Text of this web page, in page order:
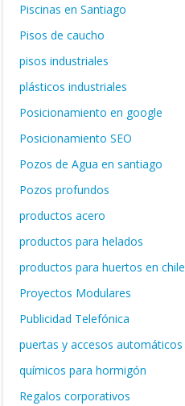
Piscinas en Santiago
Pisos de caucho
pisos industriales
plásticos industriales
Posicionamiento en google
Posicionamiento SEO
Pozos de Agua en santiago
Pozos profundos
productos acero
productos para helados
productos para huertos en chile
Proyectos Modulares
Publicidad Telefónica
puertas y accesos automáticos
químicos para hormigón
Regalos corporativos